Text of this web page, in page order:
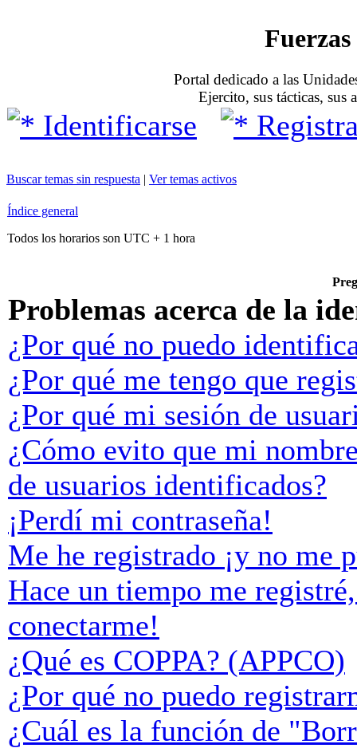
Portal dedicado a las
Ejercito, sus tácticas, sus
Identificarse
Buscar temas sin respuesta | Ver temas activos
Índice general
Todos los horarios son UTC + 1 hora
Problemas acerca de la
¿Por qué no puedo
¿Por qué me tengo que
¿Por qué mi sesión de
¿Cómo evito que mi
de usuarios identificados?
¡Perdí mi contraseña!
Me he registrado ¡y no me
Hace un tiempo me
conectarme!
¿Qué es COPPA? (APPCO)
¿Por qué no puedo
¿Cuál es la función de